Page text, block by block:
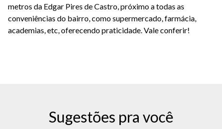
metros da Edgar Pires de Castro, próximo a todas as
conveniências do bairro, como supermercado, farmácia,
academias, etc, oferecendo praticidade. Vale conferir!
Sugestões pra você